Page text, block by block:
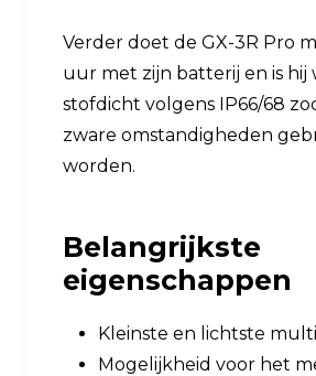
Verder doet de GX-3R Pro
uur met zijn batterij en is hij
stofdicht volgens IP66/68
zware omstandigheden
worden.
Belangrijkste
eigenschappen
Kleinste en lichtste
Mogelijkheid voor het